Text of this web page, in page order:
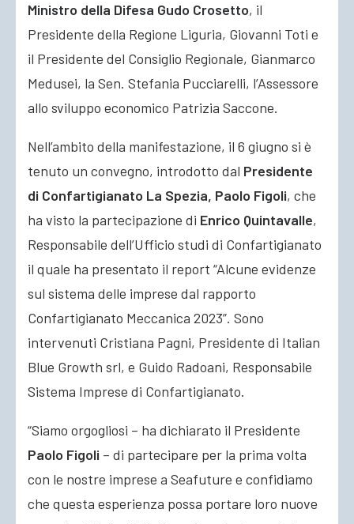
Ministro della Difesa Gudo Crosetto, il
Presidente della Regione Liguria, Giovanni Toti e
il Presidente del Consiglio Regionale, Gianmarco
Medusei, la Sen. Stefania Pucciarelli, l’Assessore
allo sviluppo economico Patrizia Saccone.
Nell’ambito della manifestazione, il 6 giugno si è
tenuto un convegno, introdotto dal Presidente
di Confartigianato La Spezia, Paolo Figoli, che
ha visto la partecipazione di Enrico Quintavalle,
Responsabile dell’Ufficio studi di Confartigianato
il quale ha presentato il report “Alcune evidenze
sul sistema delle imprese dal rapporto
Confartigianato Meccanica 2023”. Sono
intervenuti Cristiana Pagni, Presidente di Italian
Blue Growth srl, e Guido Radoani, Responsabile
Sistema Imprese di Confartigianato.
“Siamo orgogliosi – ha dichiarato il Presidente
Paolo Figoli – di partecipare per la prima volta
con le nostre imprese a Seafuture e confidiamo
che questa esperienza possa portare loro nuove